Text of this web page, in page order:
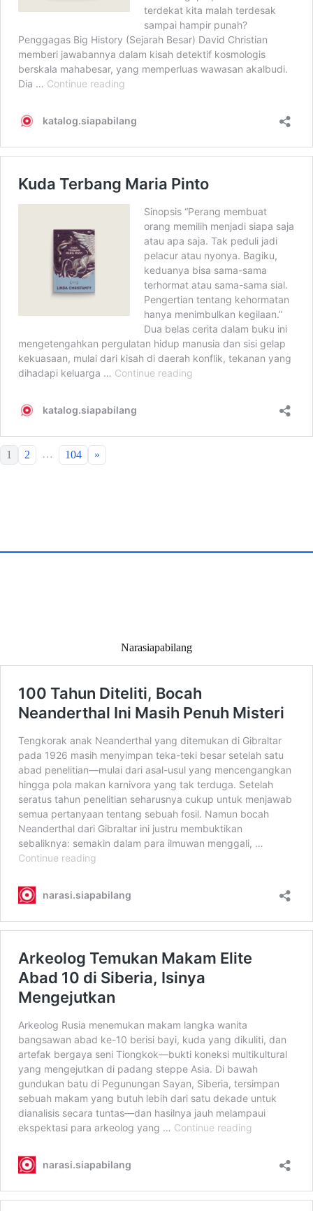
1 2 … 104 »
Narasiapabilang